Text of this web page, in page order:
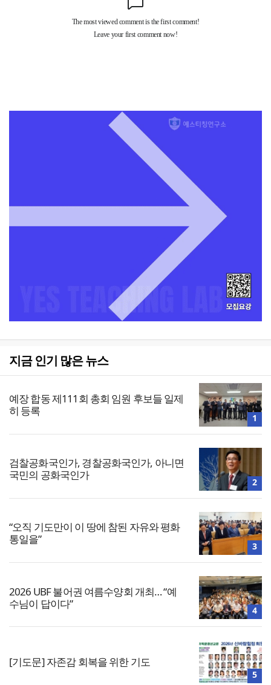
지금 인기 많은 뉴스
예장 합동 제111회 총회 임원 후보들 일제
히 등록
1
검찰공화국인가, 경찰공화국인가, 아니면
국민의 공화국인가
2
“오직 기도만이 이 땅에 참된 자유와 평화
통일을”
3
2026 UBF 불어권 여름수양회 개최… “예
수님이 답이다”
4
[기도문] 자존감 회복을 위한 기도
5